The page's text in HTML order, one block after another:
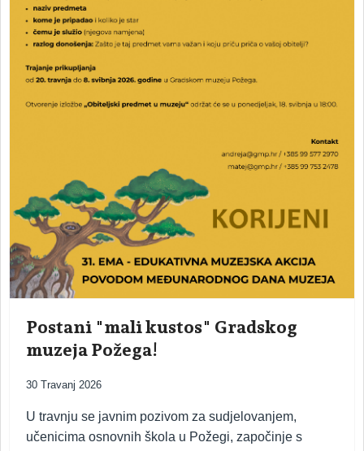
Postani "mali kustos" Gradskog
muzeja Požega!
30 Travanj 2026
U travnju se javnim pozivom za sudjelovanjem,
učenicima osnovnih škola u Požegi, započinje s